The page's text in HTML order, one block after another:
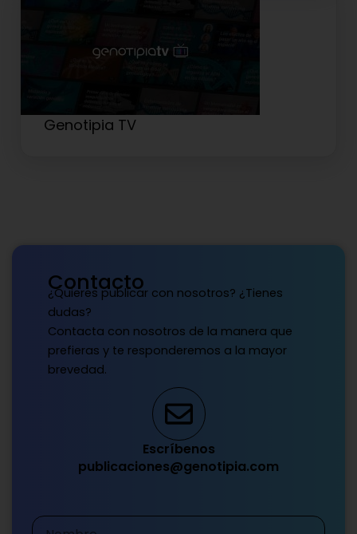
Genotipia TV
Contacto
¿Quieres publicar con nosotros? ¿Tienes
dudas?
Contacta con nosotros de la manera que
prefieras y te responderemos a la mayor
brevedad.
Escríbenos
publicaciones@genotipia.com
Nombre